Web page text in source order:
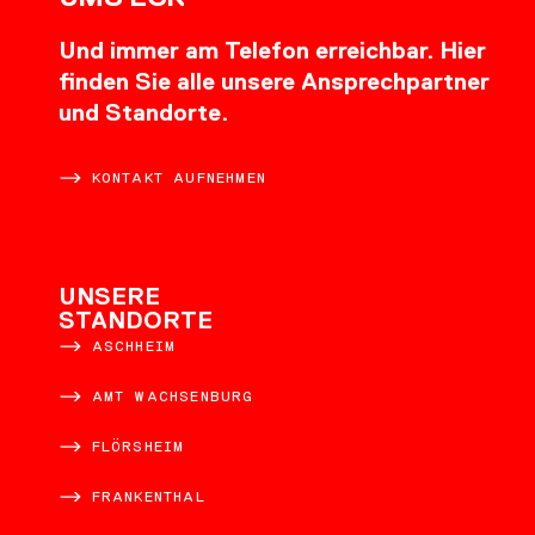
Und immer am Telefon erreichbar. Hier
finden Sie alle unsere Ansprechpartner
und Standorte.
KONTAKT AUFNEHMEN
UNSERE
STANDORTE
ASCHHEIM
AMT WACHSENBURG
FLÖRSHEIM
FRANKENTHAL